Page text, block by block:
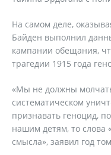
На самом деле,
Байден выполнил
кампании обещания,
трагедии 1915 года
«Мы не должны
систематическом
признавать геноцид,
нашим детям, то слова
смысла», заявил год